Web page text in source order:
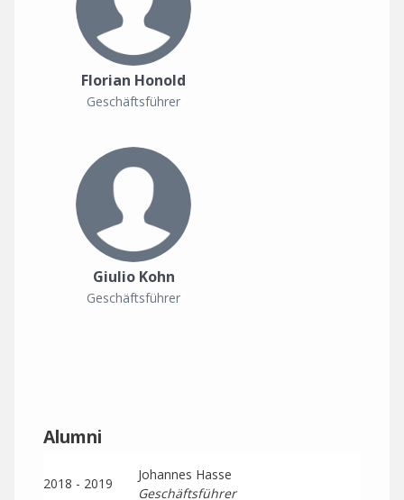
Florian Honold
Geschäftsführer
Giulio Kohn
Geschäftsführer
Alumni
2018 - 2019
Johannes Hasse
Geschäftsführer